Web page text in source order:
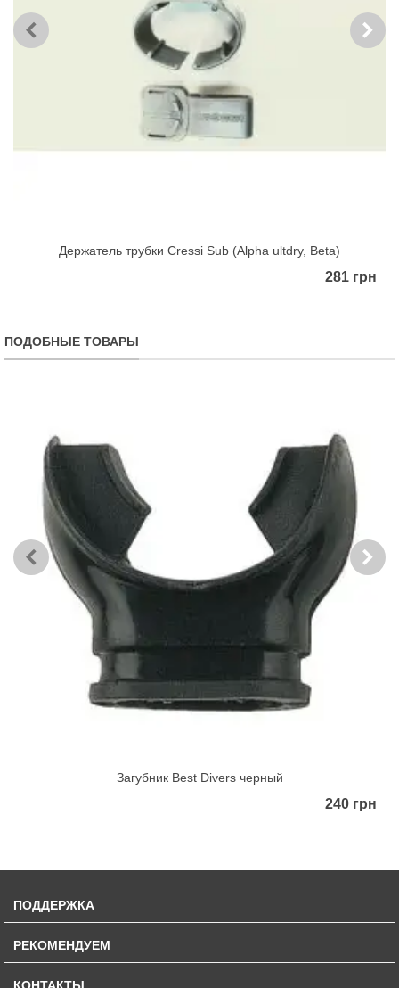
Держатель трубки Cressi Sub (Alpha ultdry, Beta)
281 грн
ПОДОБНЫЕ ТОВАРЫ
Загубник Best Divers черный
240 грн
ПОДДЕРЖКА
РЕКОМЕНДУЕМ